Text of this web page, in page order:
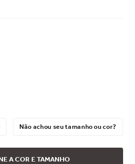
Não achou seu tamanho ou cor?
A COR E TAMANHO